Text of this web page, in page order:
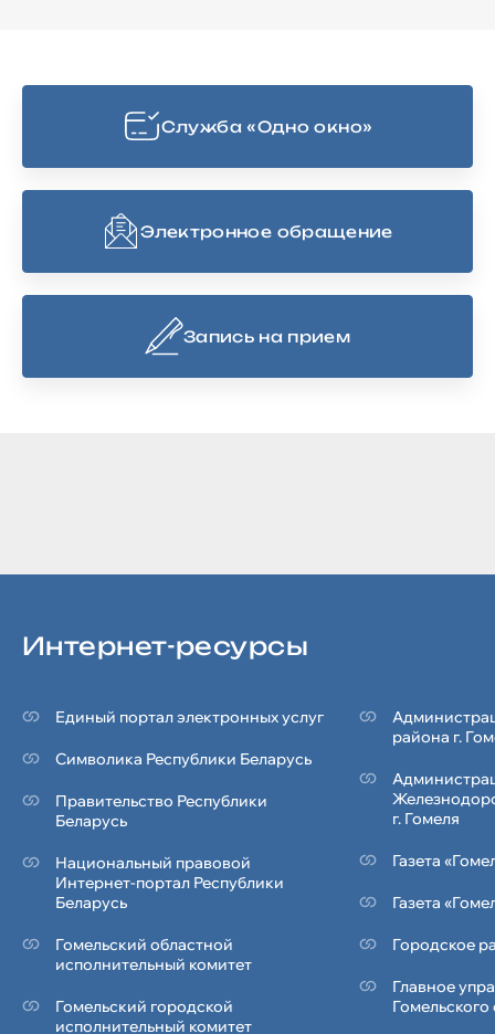
Cлужба «Одно окно»
Электронное обращение
Запись на прием
Интернет-ресурсы
Единый портал электронных услуг
Символика Реcпублики Беларусь
Правительство Республики
Беларусь
Национальный правовой
Интернет-портал Республики
Беларусь
Гомельский областной
исполнительный комитет
Гомельский городской
исполнительный комитет
района г.
г. Гомеля
Газета
Газета
Городское
Главное